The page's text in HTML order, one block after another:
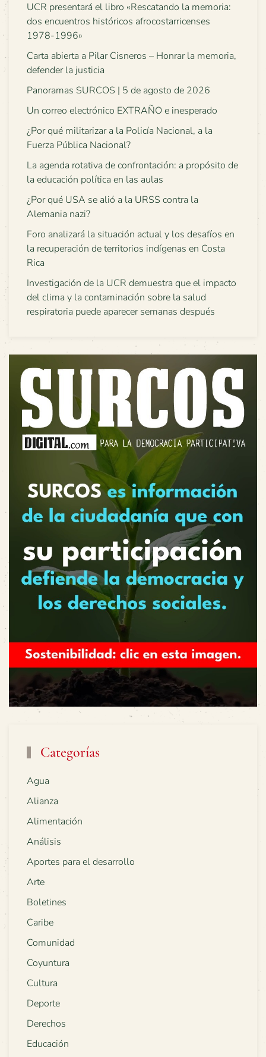
UCR presentará el libro «Rescatando la memoria:
dos encuentros históricos afrocostarricenses
1978-1996»
Carta abierta a Pilar Cisneros – Honrar la memoria,
defender la justicia
Panoramas SURCOS | 5 de agosto de 2026
Un correo electrónico EXTRAÑO e inesperado
¿Por qué militarizar a la Policía Nacional, a la
Fuerza Pública Nacional?
La agenda rotativa de confrontación: a propósito de
la educación política en las aulas
¿Por qué USA se alió a la URSS contra la
Alemania nazi?
Foro analizará la situación actual y los desafíos en
la recuperación de territorios indígenas en Costa
Rica
Investigación de la UCR demuestra que el impacto
del clima y la contaminación sobre la salud
respiratoria puede aparecer semanas después
Categorías
Agua
Alianza
Alimentación
Análisis
Aportes para el desarrollo
Arte
Boletines
Caribe
Comunidad
Coyuntura
Cultura
Deporte
Derechos
Educación